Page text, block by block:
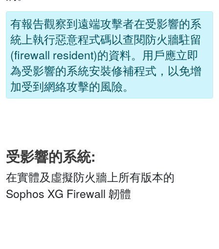
有報告觀察到遠端攻擊者在受影響的系
統上執行惡意程式碼以查閱防火牆駐留
(firewall resident)的資料。用戶應立即
為受影響的系統安裝修補程式，以免增
加受到網絡攻擊的風險。
受影響的系統:
在實體及虛擬防火牆上所有版本的
Sophos XG Firewall 韌體